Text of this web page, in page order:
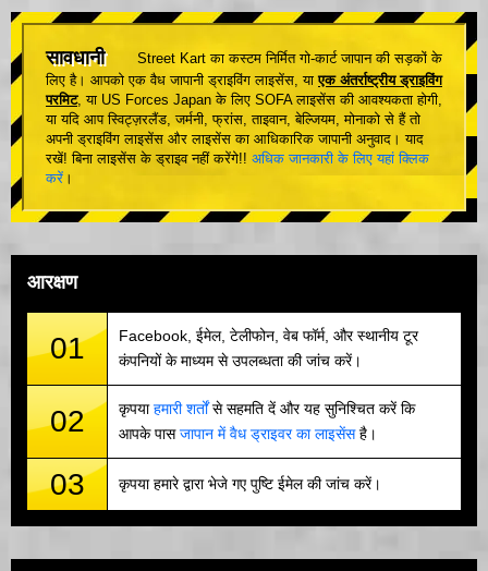
सावधानी
Street Kart का कस्टम निर्मित गो-कार्ट जापान की सड़कों के
लिए है। आपको एक वैध जापानी ड्राइविंग लाइसेंस, याएक अंतर्राष्ट्रीय ड्राइविंग
परमिट, या US Forces Japan के लिए SOFA लाइसेंस की आवश्यकता होगी,
या यदि आप स्विट्ज़रलैंड, जर्मनी, फ्रांस, ताइवान, बेल्जियम, मोनाको से हैं तो
अपनी ड्राइविंग लाइसेंस और लाइसेंस का आधिकारिक जापानी अनुवाद। याद
रखें! बिना लाइसेंस के ड्राइव नहीं करेंगे!! अधिक जानकारी के लिए यहां क्लिक
करें ।
आरक्षण
01
Facebook, ईमेल, टेलीफोन, वेब फॉर्म, और स्थानीय टूर
कंपनियों के माध्यम से उपलब्धता की जांच करें।
02 कृपयाहमारी शर्तोंसे सहमति दें और यह सुनिश्चित करें कि
आपके पासजापान में वैध ड्राइवर का लाइसेंसहै।
03 कृपया हमारे द्वारा भेजे गए पुष्टि ईमेल की जांच करें।